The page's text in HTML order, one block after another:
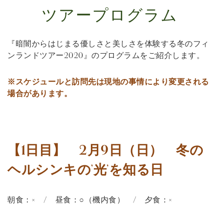
ツアープログラム
『暗闇からはじまる優しさと美しさを体験する冬のフィ
ンランドツアー2020』のプログラムをご紹介します。
※スケジュールと訪問先は現地の事情により変更される
場合があります。
【1日目】 2月9日（日） 冬の
ヘルシンキの’光’を知る日
朝食：× / 昼食：○（機内食） / 夕食：×